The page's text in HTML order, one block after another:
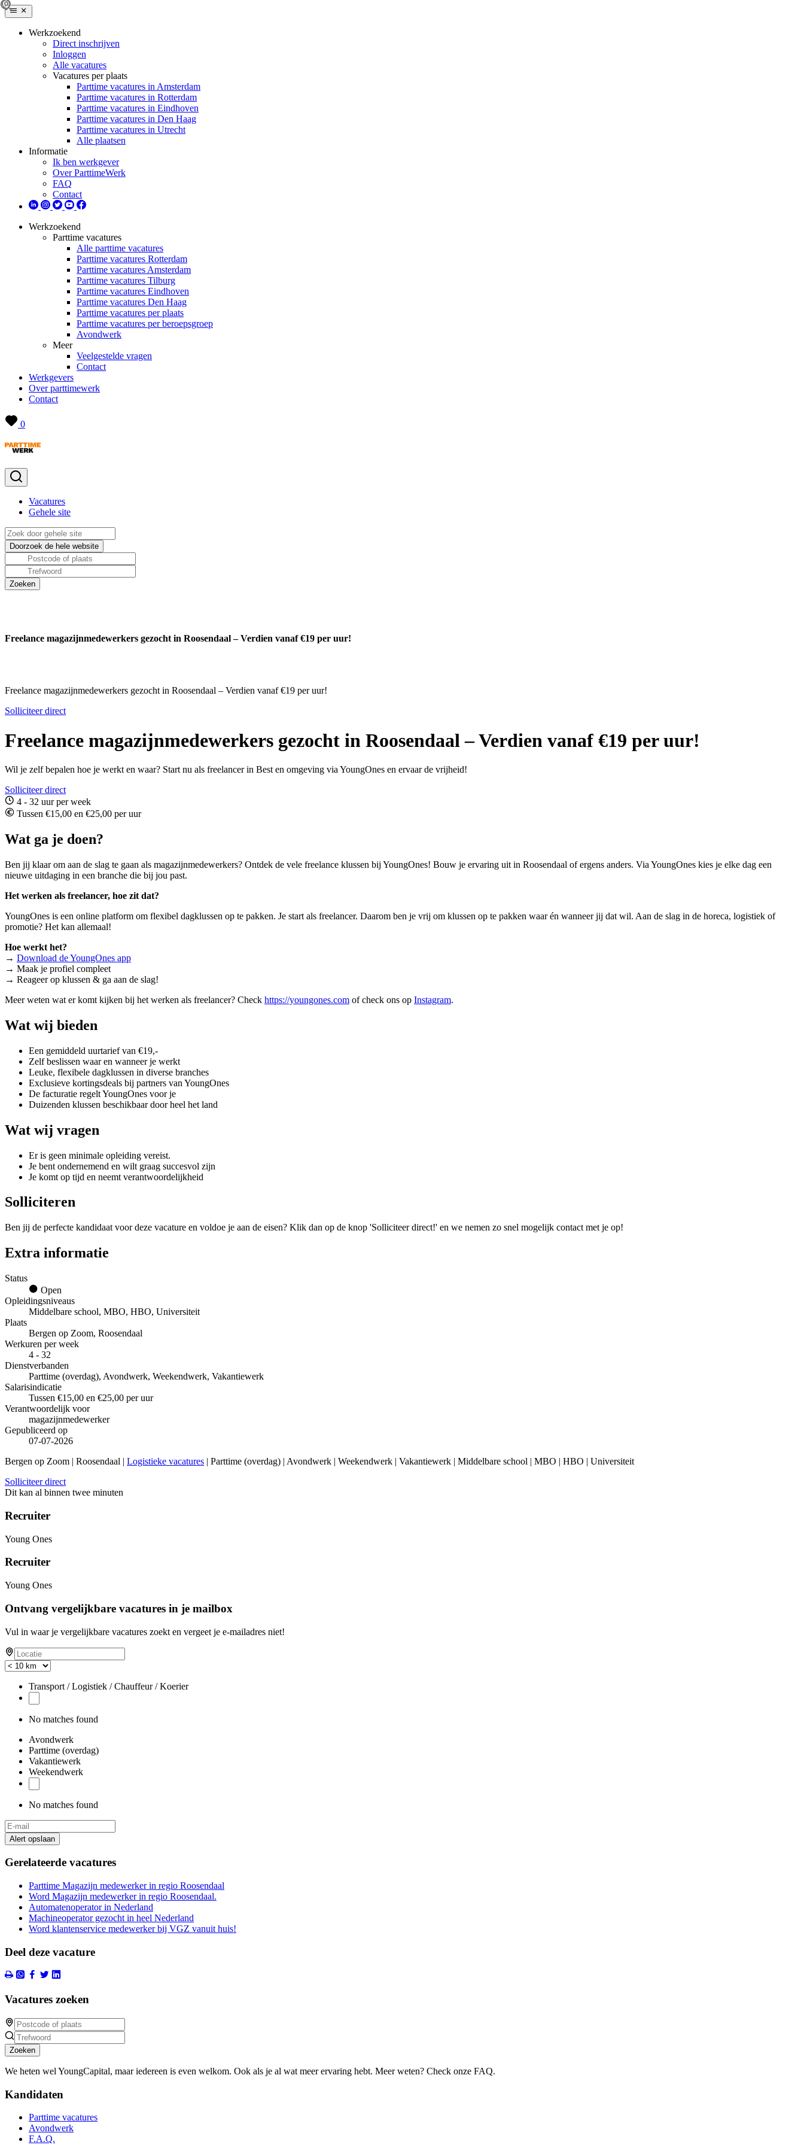
Werkzoekend
Direct inschrijven
Inloggen
Alle vacatures
Vacatures per plaats
Parttime vacatures in Amsterdam
Parttime vacatures in Rotterdam
Parttime vacatures in Eindhoven
Parttime vacatures in Den Haag
Parttime vacatures in Utrecht
Alle plaatsen
Informatie
Ik ben werkgever
Over ParttimeWerk
FAQ
Contact
Werkzoekend
Parttime vacatures
Alle parttime vacatures
Parttime vacatures Rotterdam
Parttime vacatures Amsterdam
Parttime vacatures Tilburg
Parttime vacatures Eindhoven
Parttime vacatures Den Haag
Parttime vacatures per plaats
Parttime vacatures per beroepsgroep
Avondwerk
Meer
Veelgestelde vragen
Contact
Werkgevers
Over parttimewerk
Contact
0
Vacatures
Gehele site
Freelance magazijnmedewerkers gezocht in Roosendaal – Verdien vanaf €19 per uur!
Freelance magazijnmedewerkers gezocht in Roosendaal – Verdien vanaf €19 per uur!
Solliciteer direct
Freelance magazijnmedewerkers gezocht in Roosendaal – Verdien vanaf €19 per uur!
Wil je zelf bepalen hoe je werkt en waar? Start nu als freelancer in Best en omgeving via YoungOnes en ervaar de vrijheid!
Solliciteer direct
4 - 32 uur per week
Tussen €15,00 en €25,00 per uur
Wat ga je doen?
Ben jij klaar om aan de slag te gaan als magazijnmedewerkers? Ontdek de vele freelance klussen bij YoungOnes! Bouw je ervaring uit in Roosendaal of ergens anders. Via YoungOnes kies je elke dag een
nieuwe uitdaging in een branche die bij jou past.
Het werken als freelancer, hoe zit dat?
YoungOnes is een online platform om flexibel dagklussen op te pakken. Je start als freelancer. Daarom ben je vrij om klussen op te pakken waar én wanneer jij dat wil. Aan de slag in de horeca, logistiek of
promotie? Het kan allemaal!
Hoe werkt het?
→ Download de YoungOnes app
→ Maak je profiel compleet
→ Reageer op klussen & ga aan de slag!
Meer weten wat er komt kijken bij het werken als freelancer? Check https://youngones.com of check ons op Instagram.
Wat wij bieden
Een gemiddeld uurtarief van €19,-
Zelf beslissen waar en wanneer je werkt
Leuke, flexibele dagklussen in diverse branches
Exclusieve kortingsdeals bij partners van YoungOnes
De facturatie regelt YoungOnes voor je
Duizenden klussen beschikbaar door heel het land
Wat wij vragen
Er is geen minimale opleiding vereist.
Je bent ondernemend en wilt graag succesvol zijn
Je komt op tijd en neemt verantwoordelijkheid
Solliciteren
Ben jij de perfecte kandidaat voor deze vacature en voldoe je aan de eisen? Klik dan op de knop 'Solliciteer direct!' en we nemen zo snel mogelijk contact met je op!
Extra informatie
Status
Open
Opleidingsniveaus
Middelbare school, MBO, HBO, Universiteit
Plaats
Bergen op Zoom, Roosendaal
Werkuren per week
4 - 32
Dienstverbanden
Parttime (overdag), Avondwerk, Weekendwerk, Vakantiewerk
Salarisindicatie
Tussen €15,00 en €25,00 per uur
Verantwoordelijk voor
magazijnmedewerker
Gepubliceerd op
07-07-2026
Bergen op Zoom | Roosendaal | Logistieke vacatures | Parttime (overdag) | Avondwerk | Weekendwerk | Vakantiewerk | Middelbare school | MBO | HBO | Universiteit
Solliciteer direct
Dit kan al binnen twee minuten
Recruiter
Young Ones
Recruiter
Young Ones
Ontvang vergelijkbare vacatures in je mailbox
Vul in waar je vergelijkbare vacatures zoekt en vergeet je e-mailadres niet!
Transport / Logistiek / Chauffeur / Koerier
No matches found
Avondwerk
Parttime (overdag)
Vakantiewerk
Weekendwerk
No matches found
Alert opslaan
Gerelateerde vacatures
Parttime Magazijn medewerker in regio Roosendaal
Word Magazijn medewerker in regio Roosendaal.
Automatenoperator in Nederland
Machineoperator gezocht in heel Nederland
Word klantenservice medewerker bij VGZ vanuit huis!
Deel deze vacature
Vacatures zoeken
Zoeken
We heten wel YoungCapital, maar iedereen is even welkom. Ook als je al wat meer ervaring hebt. Meer weten? Check onze FAQ.
Kandidaten
Parttime vacatures
Avondwerk
F.A.Q.